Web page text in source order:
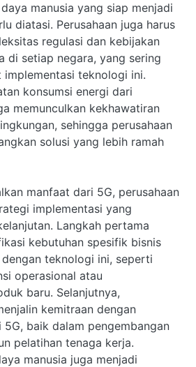
manusia yang siap menjadi
diatasi. Perusahaan juga harus
regulasi dan kebijakan
di setiap negara, yang sering
implementasi teknologi ini.
konsumsi energi dari
memunculkan kekhawatiran
sehingga perusahaan
solusi yang lebih ramah
manfaat dari 5G, perusahaan
implementasi yang
Langkah pertama
kebutuhan spesifik bisnis
teknologi ini, seperti
operasional atau
baru. Selanjutnya,
kemitraan dengan
baik dalam pengembangan
pelatihan tenaga kerja.
manusia juga menjadi